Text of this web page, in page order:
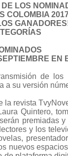
LOS
COLOMBIA
EN
de los
a su versión
la revista
Quintero,
premiadas
y los
nuevos